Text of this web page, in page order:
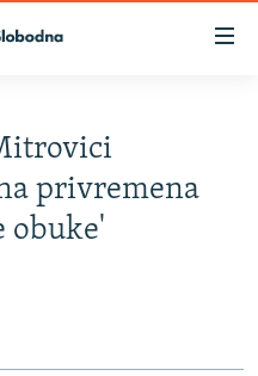
privremena
obuke'